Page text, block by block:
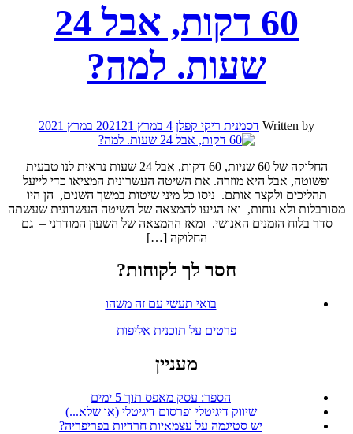
60 דקות, אבל 24
שעות. למה?
Written by דסמנית ריקי קפלן 4 במרץ 2021 21 במרץ 2021
החלוקה של 60 שניות, 60 דקות, אבל 24 שעות נראית לנו טבעית
ופשוטה, אבל היא מוזרה. את השיטה העשרונית המציאו כדי לייעל
תהליכים ולקצר אותם. ניסו כל מיני שיטות במשך השנים, הן היו
מסורבלות ולא נוחות, ואז הגיעו להמצאה של השיטה העשרונית שעשתה
סדר בלוח הזמנים האנושי. ומאז ההמצאה של השעון המודרני – גם
החלוקה […]
חסר לך לקוחות?
בואי תעשי עם זה משהו
פרטים על תוכנית אליפות
מעניין
הספר: עסק מאפס תוך 5 ימים
שיווק דיגיטלי ופרסום דיגיטלי (או שלא...)
יש סטיגמה על עצמאיות חרדיות בפריפריה?